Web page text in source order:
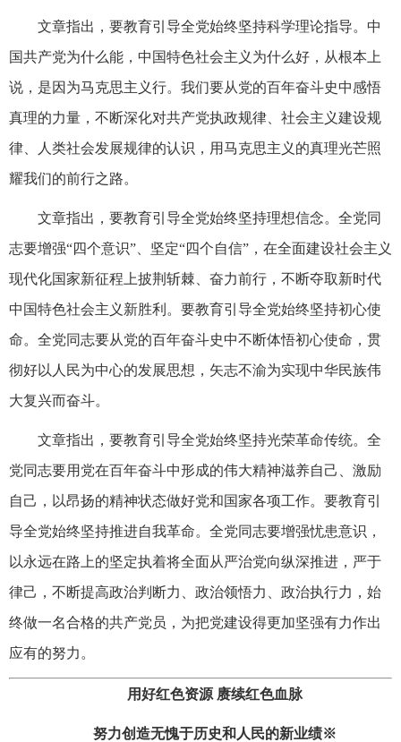
文章指出，要教育引导全党始终坚持科学理论指导。中
国共产党为什么能，中国特色社会主义为什么好，从根本上
说，是因为马克思主义行。我们要从党的百年奋斗史中感悟
真理的力量，不断深化对共产党执政规律、社会主义建设规
律、人类社会发展规律的认识，用马克思主义的真理光芒照
耀我们的前行之路。
文章指出，要教育引导全党始终坚持理想信念。全党同
志要增强“四个意识”、坚定“四个自信”，在全面建设社会主义
现代化国家新征程上披荆斩棘、奋力前行，不断夺取新时代
中国特色社会主义新胜利。要教育引导全党始终坚持初心使
命。全党同志要从党的百年奋斗史中不断体悟初心使命，贯
彻好以人民为中心的发展思想，矢志不渝为实现中华民族伟
大复兴而奋斗。
文章指出，要教育引导全党始终坚持光荣革命传统。全
党同志要用党在百年奋斗中形成的伟大精神滋养自己、激励
自己，以昂扬的精神状态做好党和国家各项工作。要教育引
导全党始终坚持推进自我革命。全党同志要增强忧患意识，
以永远在路上的坚定执着将全面从严治党向纵深推进，严于
律己，不断提高政治判断力、政治领悟力、政治执行力，始
终做一名合格的共产党员，为把党建设得更加坚强有力作出
应有的努力。
用好红色资源 赓续红色血脉
努力创造无愧于历史和人民的新业绩※